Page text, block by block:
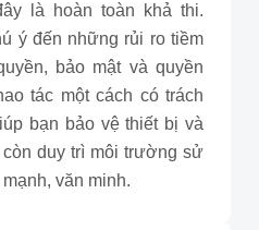
là hoàn toàn khả thi.
ý đến những rủi ro tiềm
bảo mật và quyền
tác một cách có trách
bạn bảo vệ thiết bị và
duy trì môi trường sử
văn minh.